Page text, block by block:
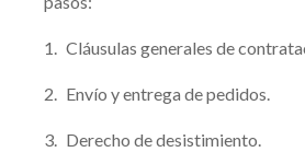
1. Cláusulas generales de
2. Envío y entrega de pedidos.
3. Derecho de desistimiento.